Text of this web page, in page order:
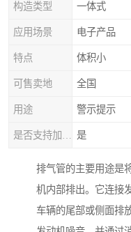
构造类型 一体式
应用场景 电子产品
特点 体积小
可售卖地 全国
用途 警示提示
是
排气管的主要用途是
机内部排出。它连接
车辆的尾部或侧面排